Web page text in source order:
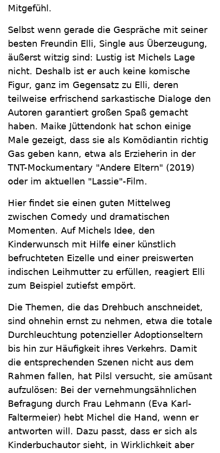
Mitgefühl.
Selbst wenn gerade die Gespräche mit seiner
besten Freundin Elli, Single aus Überzeugung,
äußerst witzig sind: Lustig ist Michels Lage
nicht. Deshalb ist er auch keine komische
Figur, ganz im Gegensatz zu Elli, deren
teilweise erfrischend sarkastische Dialoge den
Autoren garantiert großen Spaß gemacht
haben. Maike Jüttendonk hat schon einige
Male gezeigt, dass sie als Komödiantin richtig
Gas geben kann, etwa als Erzieherin in der
TNT-Mockumentary "Andere Eltern" (2019)
oder im aktuellen "Lassie"-Film.
Hier findet sie einen guten Mittelweg
zwischen Comedy und dramatischen
Momenten. Auf Michels Idee, den
Kinderwunsch mit Hilfe einer künstlich
befruchteten Eizelle und einer preiswerten
indischen Leihmutter zu erfüllen, reagiert Elli
zum Beispiel zutiefst empört.
Die Themen, die das Drehbuch anschneidet,
sind ohnehin ernst zu nehmen, etwa die totale
Durchleuchtung potenzieller Adoptionseltern
bis hin zur Häufigkeit ihres Verkehrs. Damit
die entsprechenden Szenen nicht aus dem
Rahmen fallen, hat Pilsl versucht, sie amüsant
aufzulösen: Bei der vernehmungsähnlichen
Befragung durch Frau Lehmann (Eva Karl-
Faltermeier) hebt Michel die Hand, wenn er
antworten will. Dazu passt, dass er sich als
Kinderbuchautor sieht, in Wirklichkeit aber